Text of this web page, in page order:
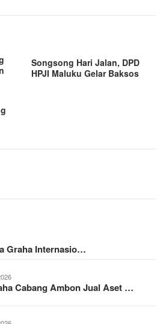
Songsong Hari Jalan, DPD
HPJI Maluku Gelar Baksos
Graha Internasio…
Cabang Ambon Jual Aset …